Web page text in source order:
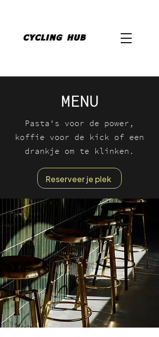
MENU
Pasta's voor de power,
koffie voor de kick of een
drankje om te klinken.
Reserveer je plek